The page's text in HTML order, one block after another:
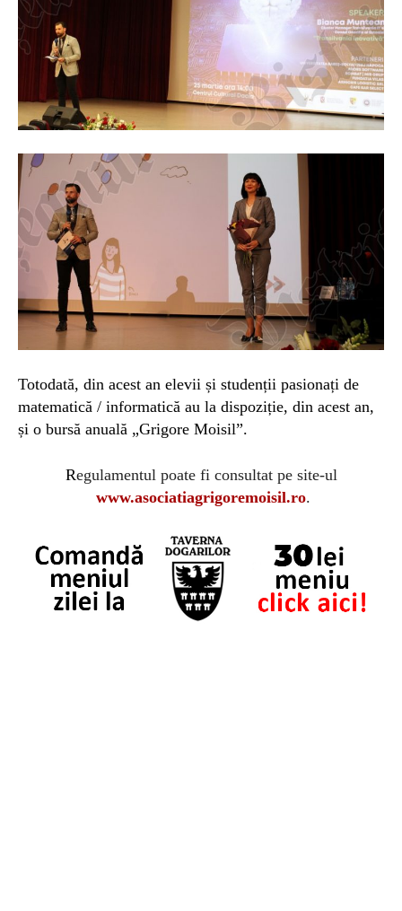
Totodată, din acest an elevii și studenții pasionați de
matematică / informatică au la dispoziție, din acest an,
și o bursă anuală „Grigore Moisil”.
Regulamentul poate fi consultat pe site-ul
www.asociatiagrigoremoisil.ro.